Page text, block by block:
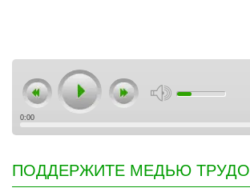
0:00
ПОДДЕРЖИТЕ МЕДЬЮ